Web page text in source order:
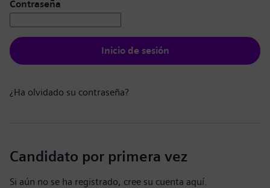
Contraseña
Inicio de sesión
¿Ha olvidado su contraseña?
Candidato por primera vez
Si aún no se ha registrado, cree su cuenta aquí.